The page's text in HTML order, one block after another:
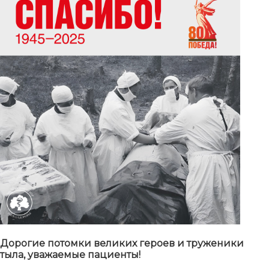
Дорогие потомки великих героев и труженики
тыла, уважаемые пациенты!